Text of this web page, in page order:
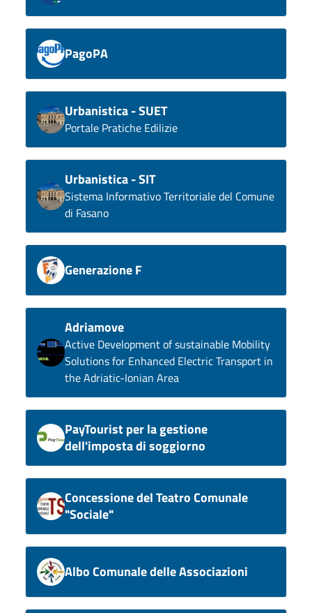
PagoPA
Urbanistica - SUET
Portale Pratiche Edilizie
Urbanistica - SIT
Sistema Informativo Territoriale del Comune
di Fasano
Generazione F
Adriamove
Active Development of sustainable Mobility
Solutions for Enhanced Electric Transport in
the Adriatic-Ionian Area
PayTourist per la gestione
dell'imposta di soggiorno
Concessione del Teatro Comunale
"Sociale"
Albo Comunale delle Associazioni